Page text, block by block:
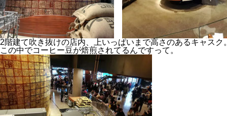
2階建て吹き抜けの店内、上いっぱいまで高さのあるキャスク
この中でコーヒー豆が焙煎されてるんですって。